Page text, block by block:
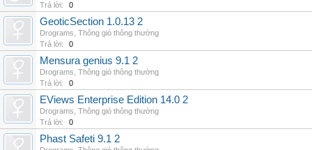
Trả lời:
0
GeoticSection 1.0.13 2
Drograms Thông gió thông thường
Trả lời:
0
Mensura genius 9.1 2
Drograms Thông gió thông thường
Trả lời:
0
EViews Enterprise Edition 14.0 2
Drograms Thông gió thông thường
Trả lời:
0
Phast Safeti 9.1 2